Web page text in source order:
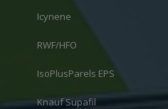
Icynene
RWF/HFO
IsoPlusParels EPS
Knauf Supafil